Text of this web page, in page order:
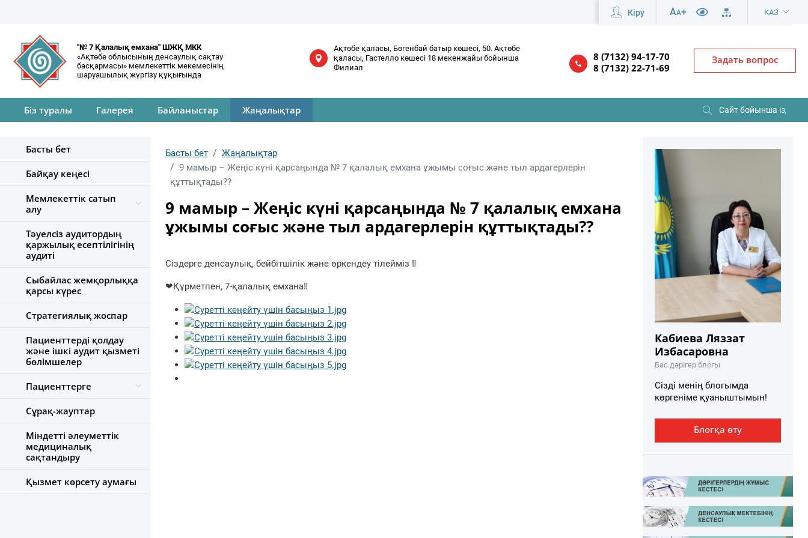
Кіру AA+ КАЗ
"№ 7 Қалалық емхана" ШЖҚ МКК
«Ақтөбе облысының денсаулық сақтау
басқармасы» мемлекеттік мекемесінің
шаруашылық жүргізу құқығында
Ақтөбе қаласы, Бөгенбай батыр көшесі, 50. Ақтөбе
қаласы, Гастелло көшесі 18 мекенжайы бойынша
Филиал
8 (7132) 94-17-70
8 (7132) 22-71-69
Задать вопрос
Біз туралы Галерея Байланыстар Жаңалықтар
Басты бет
Байқау кеңесі
Мемлекеттік сатып
алу
Тәуелсіз аудитордың
қаржылық есептілігінің
аудиті
Сыбайлас жемқорлыққа
қарсы күрес
Стратегиялық жоспар
Пациенттерді қолдау
және ішкі аудит қызметі
бөлімшелер
Пациенттерге
Сұрақ-жауптар
Міндетті әлеуметтік
медициналық
сақтандыру
Қызмет көрсету аумағы
Басты бет
Жаңалықтар
9 мамыр – Жеңіс күні қарсаңында № 7 қалалық емхана ұжымы соғыс және тыл ардагерлерін
құттықтады??
9 мамыр – Жеңіс күні қарсаңында № 7 қалалық емхана
ұжымы соғыс және тыл ардагерлерін құттықтады??
Сіздерге денсаулық, бейбітшілік және өркендеу тілейміз ‼️
❤Құрметпен, 7-қалалық емхана‼️
Кабиева Ляззат
Избасаровна
Бас дәрігер блогы
Сізді менің блогымда
көргеніме қуаныштымын!
Блогқа өту